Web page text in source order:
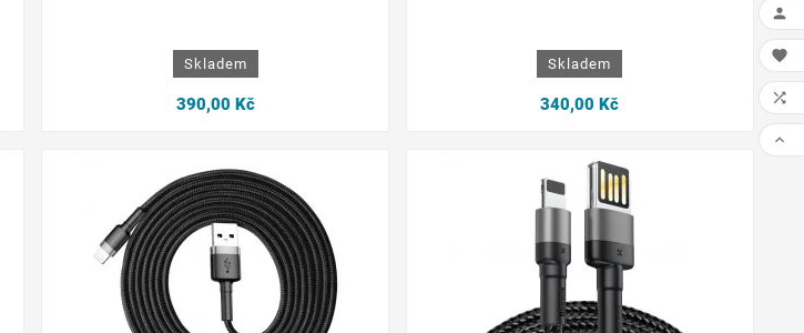
Skladem
390,00 Kč
Skladem
340,00 Kč



